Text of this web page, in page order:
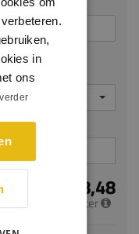
€ 8,48
per meter
in
ons